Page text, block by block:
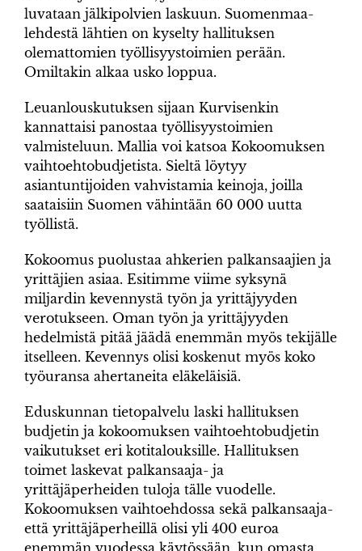
luvataan jälkipolvien laskuun. Suomenmaa-
lehdestä lähtien on kyselty hallituksen
olemattomien työllisyystoimien perään.
Omiltakin alkaa usko loppua.
Leuanlouskutuksen sijaan Kurvisenkin
kannattaisi panostaa työllisyystoimien
valmisteluun. Mallia voi katsoa Kokoomuksen
vaihtoehtobudjetista. Sieltä löytyy
asiantuntijoiden vahvistamia keinoja, joilla
saataisiin Suomen vähintään 60 000 uutta
työllistä.
Kokoomus puolustaa ahkerien palkansaajien ja
yrittäjien asiaa. Esitimme viime syksynä
miljardin kevennystä työn ja yrittäjyyden
verotukseen. Oman työn ja yrittäjyyden
hedelmistä pitää jäädä enemmän myös tekijälle
itselleen. Kevennys olisi koskenut myös koko
työuransa ahertaneita eläkeläisiä.
Eduskunnan tietopalvelu laski hallituksen
budjetin ja kokoomuksen vaihtoehtobudjetin
vaikutukset eri kotitalouksille. Hallituksen
toimet laskevat palkansaaja- ja
yrittäjäperheiden tuloja tälle vuodelle.
Kokoomuksen vaihtoehdossa sekä palkansaaja-
että yrittäjäperheillä olisi yli 400 euroa
enemmän vuodessa käytössään, kun omasta